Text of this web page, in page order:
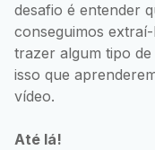
desafio é entender
conseguimos
trazer algum tipo
isso que
vídeo.
Até lá!